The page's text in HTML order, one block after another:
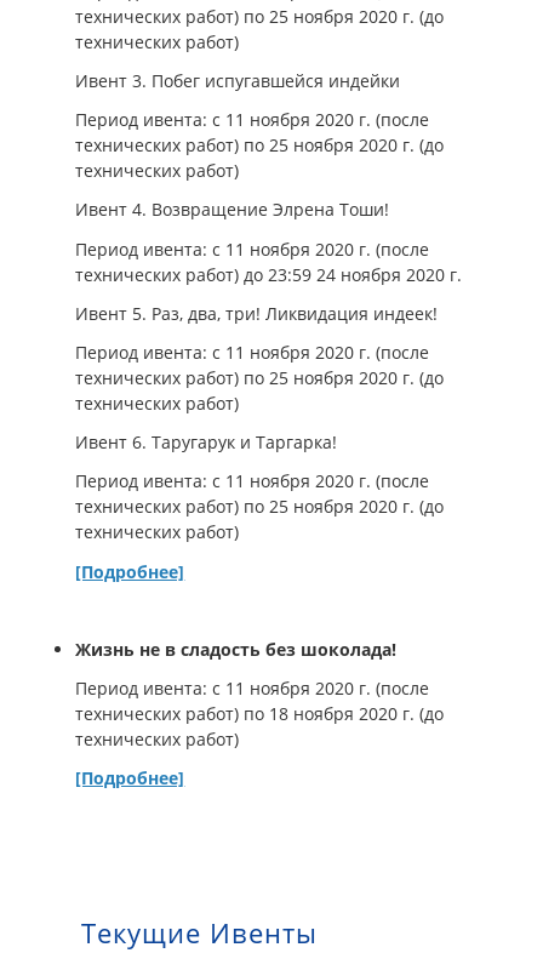
технических работ) по 25 ноября 2020 г. (до
технических работ)
Ивент 3. Побег испугавшейся индейки
Период ивента: с 11 ноября 2020 г. (после
технических работ) по 25 ноября 2020 г. (до
технических работ)
Ивент 4. Возвращение Элрена Тоши!
Период ивента: с 11 ноября 2020 г. (после
технических работ) до 23:59 24 ноября 2020 г.
Ивент 5. Раз, два, три! Ликвидация индеек!
Период ивента: с 11 ноября 2020 г. (после
технических работ) по 25 ноября 2020 г. (до
технических работ)
Ивент 6. Таругарук и Таргарка!
Период ивента: с 11 ноября 2020 г. (после
технических работ) по 25 ноября 2020 г. (до
технических работ)
[Подробнее]
Жизнь не в сладость без шоколада!
Период ивента: с 11 ноября 2020 г. (после
технических работ) по 18 ноября 2020 г. (до
технических работ)
[Подробнее]
Текущие Ивенты